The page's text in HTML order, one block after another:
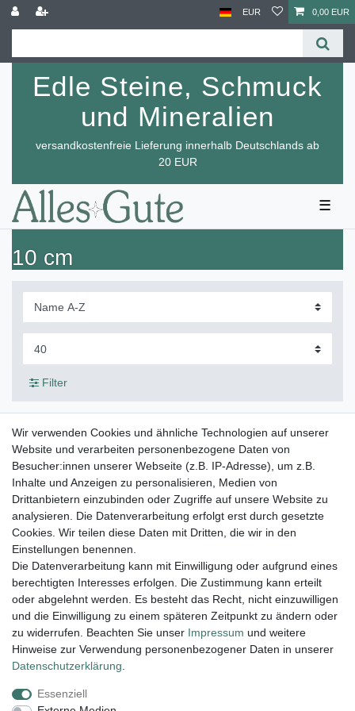
EUR 0,00 EUR
Edle Steine, Schmuck
und Mineralien
versandkostenfreie Lieferung innerhalb Deutschlands ab
20 EUR
☰
10 cm
Filter
Kugel Obsidian schwarz 10 cm
86,95 € *
In den Warenkorb
*inkl. ges. MwSt. zzgl.Versandkosten
Lieferung und Versand
Impressum Daten­schutz­erklärung AGB
Widerrufs­recht
Wir verwenden Cookies und ähnliche Technologien auf unserer
Website und verarbeiten personenbezogene Daten von
Besucher:innen unserer Webseite (z.B. IP-Adresse), um z.B.
Inhalte und Anzeigen zu personalisieren, Medien von
Drittanbietern einzubinden oder Zugriffe auf unsere Website zu
analysieren. Die Datenverarbeitung erfolgt erst durch gesetzte
Cookies. Wir teilen diese Daten mit Dritten, die wir in den
Einstellungen benennen.
Die Datenverarbeitung kann mit Einwilligung oder aufgrund eines
berechtigten Interesses erfolgen. Die Zustimmung kann erteilt
oder abgelehnt werden. Es besteht das Recht, nicht einzuwilligen
und die Einwilligung zu einem späteren Zeitpunkt zu ändern oder
zu widerrufen. Beachten Sie unser Impressum und weitere
Hinweise zur Verwendung personenbezogener Daten in unserer
Daten­schutz­erklärung
Essenziell